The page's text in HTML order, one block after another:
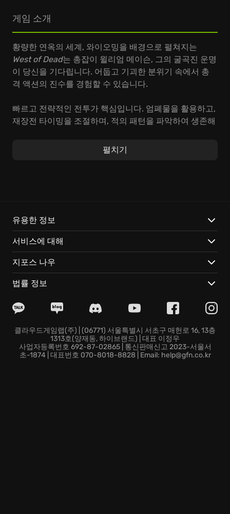
게임 소개
황량한 연옥의 세계, 와이오밍을 배경으로 펼쳐지는
West of Dead는 총잡이 윌리엄 메이슨, 그의 굴곡진 운명
이 당신을 기다립니다. 어둡고 기괴한 분위기 속에서 총
격 액션의 진수를 경험할 수 있습니다.
빠르고 전략적인 전투가 핵심입니다. 엄폐물을 활용하고,
재장전 타이밍을 조절하며, 적의 패턴을 파악하여 생존해
강렬한 내러티브: 론 펄먼의 깊이 있는 목소리 연기가 스
토리에 몰입감을 더합니다.
다양한 무기와 능력: 플레이 스타일에 맞춰 무기를 선택
하고 스킬을 조합하는 재미가 있습니다.
죽음조차 잊게 할 서부극, 윌리엄 메이슨과 함께 인디 게
임의 진수를 느껴보세요! 지금 바로
의 세계
펼치기
유용한 정보
서비스에 대해
지포스 나우
법률 정보
클라우드게임랩(주) | (06771) 서울특별시 서초구 매헌로 16, 13층
1313호(양재동, 하이브랜드) | 대표 이정우
사업자등록번호 692-87-02865 | 통신판매신고 2023-서울서
초-1874 | 대표번호 070-8018-8828 | Email: help@gfn.co.kr